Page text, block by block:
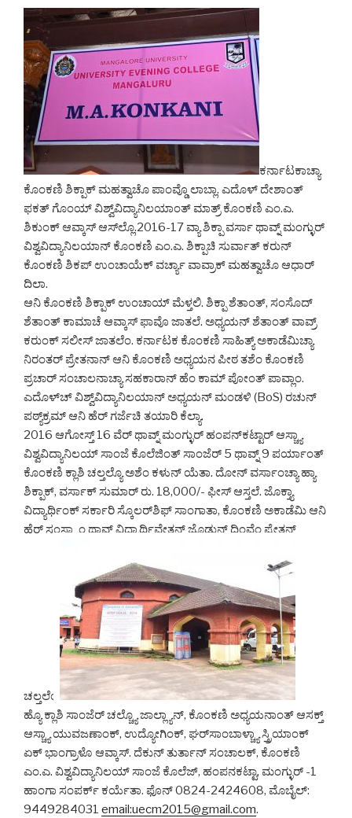
ಕರ್ನಾಟಕಾಚ್ಯಾ
ಕೊಂಕಣಿ ಶಿಕ್ಪಾಕ್ ಮಹತ್ವಾಚೊ ಪಾಂವ್ಡೊ ಲಾಬ್ಲಾ. ಎದೊಳ್ ದೇಶಾಂತ್
ಫಕತ್ ಗೊಂಯ್ ವಿಶ್ವ್‌ವಿದ್ಯಾನಿಲಯಾಂತ್ ಮಾತ್ರ್ ಕೊಂಕಣಿ ಎಂ.ಎ.
ಶಿಕುಂಕ್ ಆವ್ಕಾಸ್ ಆಸ್‌ಲ್ಲೊ.2016-17 ವ್ಯಾ ಶಿಕ್ಪಾ ವರ್ಸಾ ಥಾವ್ನ್ ಮಂಗ್ಳುರ್
ವಿಶ್ವವಿದ್ಯಾನಿಲಯಾನ್ ಕೊಂಕಣಿ ಎಂ.ಎ. ಶಿಕ್ಪಾಚಿ ಸುರ್ವಾತ್ ಕರುನ್
ಕೊಂಕಣಿ ಶಿಕಪ್ ಉಂಚಾಯೆಕ್ ವರ್ಚ್ಯಾ ವಾವ್ರಾಕ್ ಮಹತ್ವಾಚೊ ಆಧಾರ್
ದಿಲಾ.
ಆನಿ ಕೊಂಕಣಿ ಶಿಕ್ಪಾಕ್ ಉಂಚಾಯ್ ಮೆಳ್ತಲಿ. ಶಿಕ್ಪಾ ಶೆತಾಂತ್, ಸಂಸೊದ್
ಶೆತಾಂತ್ ಕಾಮಾಚೆ ಆವ್ಕಾಸ್ ಫಾವೊ ಜಾತಲೆ. ಅಧ್ಯಯನ್ ಶೆತಾಂತ್ ವಾವ್ರ್
ಕರುಂಕ್ ಸಲೀಸ್ ಜಾತಲೆಂ. ಕರ್ನಾಟಕ ಕೊಂಕಣಿ ಸಾಹಿತ್ಯ್ ಅಕಾಡೆಮಿಚ್ಯಾ
ನಿರಂತರ್ ಪ್ರೇತನಾನ್ ಆನಿ ಕೊಂಕಣಿ ಅಧ್ಯಯನ ಪೀಠ ತಶೆಂ ಕೊಂಕಣಿ
ಪ್ರಚಾರ್ ಸಂಚಾಲನಾಚ್ಯಾ ಸಹಕಾರಾನ್ ಹೆಂ ಕಾಮ್ ಪೋಂತ್ ಪಾವ್ಲಾಂ.
ಎದೊಳ್‌ಚ್ ವಿಶ್ವ್‌ವಿದ್ಯಾನಿಲಯಾನ್ ಅಧ್ಯಯನ್ ಮಂಡಳಿ (BoS) ರಚುನ್
ಪಠ್ಯ್‌ಕ್ರಮ್ ಆನಿ ಹೆರ್ ಗರ್ಜೆಚಿ ತಯಾರಿ ಕೆಲ್ಯಾ.
2016 ಆಗೋಸ್ತ್ 16 ವೆರ್ ಥಾವ್ನ್ ಮಂಗ್ಳುರ್ ಹಂಪನ್‌ಕಟ್ಟಾರ್ ಆಸ್ಚ್ಯಾ
ವಿಶ್ವವಿದ್ಯಾನಿಲಯ್ ಸಾಂಜೆ ಕೊಲೆಜಿಂತ್ ಸಾಂಜೆರ್ 5 ಥಾವ್ನ್ 9 ಪರ್ಯಾಂತ್
ಕೊಂಕಣಿ ಕ್ಲಾಶಿ ಚಲ್ತಲ್ಯೊ ಅಶೆಂ ಕಳುನ್ ಯೆತಾ. ದೋನ್ ವರ್ಸಾಂಚ್ಯಾ ಹ್ಯಾ
ಶಿಕ್ಪಾಕ್, ವರ್ಸಾಕ್ ಸುಮಾರ್ ರು. 18,000/- ಫೀಸ್ ಆಸ್ತಲೆ. ಜೊಕ್ತ್ಯಾ
ವಿದ್ಯಾರ್ಥಿಂಕ್ ಸರ್ಕಾರಿ ಸ್ಕೊಲರ್‌ಶಿಫ್ ಸಾಂಗಾತಾ, ಕೊಂಕಣಿ ಅಕಾಡೆಮಿ ಆನಿ
ಹೆರ್ ಸಂಸ್ಥ್ಯಾಂ ಥಾವ್ನ್ ವಿದ್ಯಾರ್ಥಿವೇತನ್ ಜೊಡುನ್ ದಿಂವ್ಚೆಂ ಪ್ರೇತನ್
ಚಲ್ತಲೆಂ.
ಹ್ಯೊ ಕ್ಲಾಶಿ ಸಾಂಜೆರ್ ಚಲ್ಚ್ಯೊ ಜಾಲ್ಲ್ಯಾನ್, ಕೊಂಕಣಿ ಅಧ್ಯಯನಾಂತ್ ಆಸಕ್ತ್
ಆಸ್ಚ್ಯಾ ಯುವಜಣಾಂಕ್, ಉದ್ಯೋಗಿಂಕ್, ಘರ್‌ಸಾಂಬಾಳ್ಚ್ಯಾ ಸ್ತ್ರಿಯಾಂಕ್
ಏಕ್ ಭಾಂಗ್ರಾಳೊ ಆವ್ಕಾಸ್. ದೆಕುನ್ ತುರ್ತಾನ್ ಸಂಚಾಲಕ್, ಕೊಂಕಣಿ
ಎಂ.ಎ. ವಿಶ್ವವಿದ್ಯಾನಿಲಯ್ ಸಾಂಜೆ ಕೊಲೆಜ್, ಹಂಪನಕಟ್ಟಾ, ಮಂಗ್ಳುರ್ -1
ಹಾಂಗಾ ಸಂಪರ್ಕ್ ಕರ್ಯೆತಾ. ಫೊನ್ 0824-2424608, ಮೊಬೈಲ್:
9449284031 email:uecm2015@gmail.com.